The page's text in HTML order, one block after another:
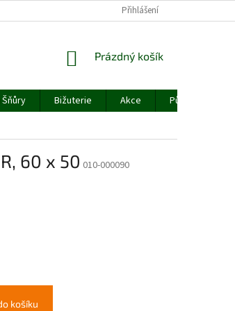
PODMÍNKY OCHRANY OSOBNÍCH ÚDAJŮ
Přihlášení
NÁKUPNÍ
Prázdný košík
Bižuterie Akce
Půjčovna
60 x 50 010-000090
košíku